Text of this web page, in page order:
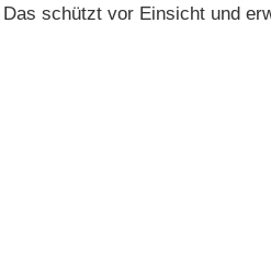
Das schützt vor Einsicht und